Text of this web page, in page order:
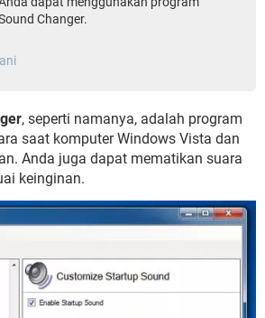
Changer.
, seperti namanya, adalah program
saat komputer Windows Vista dan
Anda juga dapat mematikan suara
keinginan.